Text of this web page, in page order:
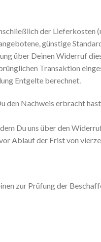
der Lieferkosten
günstige
über Deinen Widerruf
Transaktion
Entgelte berechnet.
Nachweis erbracht
Du uns über den
Ablauf der Frist von
zur Prüfung der